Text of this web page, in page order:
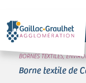
BORNES TEXTILES,
Borne textile de